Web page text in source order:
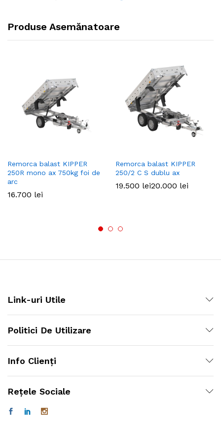
Produse Asemănatoare
Remorca balast KIPPER
250R mono ax 750kg foi de
arc
16.700 lei
Remorca balast KIPPER
250/2 C S dublu ax
19.500 lei20.000 lei
Link-uri Utile
Politici De Utilizare
Info Clienți
Rețele Sociale